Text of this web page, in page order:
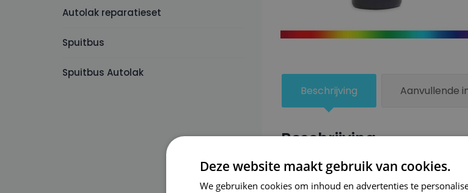
Beschrijving Aanvullende
Beschrijving
Een kleiner beschadigd oppervlak van je
lakstiften van Small Repair Systems. Bij
Autolak reparatieset
Spuitbus
Spuitbus Autolak
Deze website maakt gebruik van cookies.
We gebruiken cookies om inhoud en advertenties te